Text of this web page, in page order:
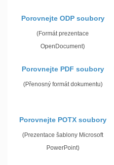
Porovnejte ODP soubory
(Formát prezentace
OpenDocument)
Porovnejte PDF soubory
(Přenosný formát dokumentu)
Porovnejte POTX soubory
(Prezentace šablony Microsoft
PowerPoint)